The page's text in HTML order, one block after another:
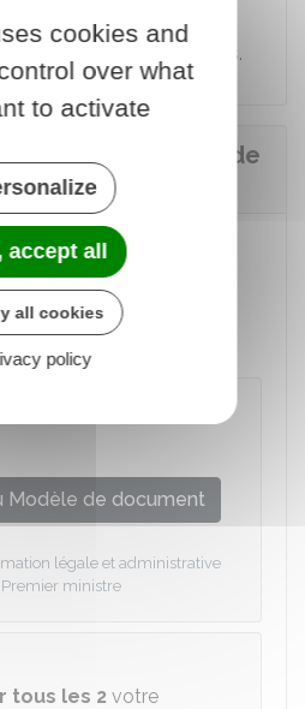
varie selon les communes.
ne délivre pas de
?
organismes une
.
déclaration de
un modèle :
Modèle de document
légale et administrative
ministre
tous les 2 votre
cookies and
over what
to activate
accept all
all cookies
policy